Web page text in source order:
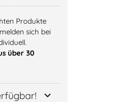
Produkte
sich bei
über 30